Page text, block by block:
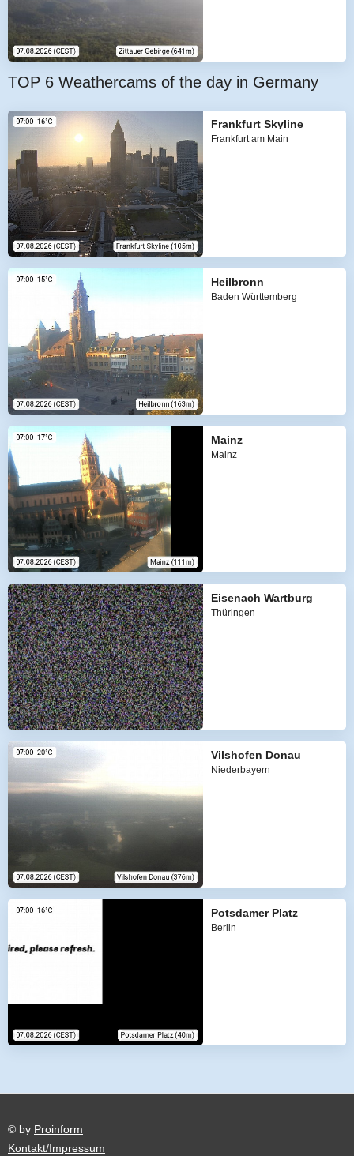
TOP 6 Weathercams of the day in Germany
Frankfurt Skyline
Frankfurt am Main
Heilbronn
Baden Württemberg
Mainz
Mainz
Eisenach Wartburg
Thüringen
Vilshofen Donau
Niederbayern
Potsdamer Platz
Berlin
© by Proinform
Kontakt/Impressum